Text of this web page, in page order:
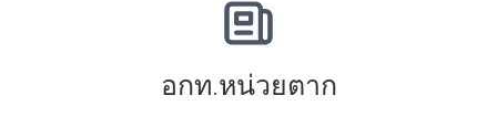
อกท.หน่วยตาก